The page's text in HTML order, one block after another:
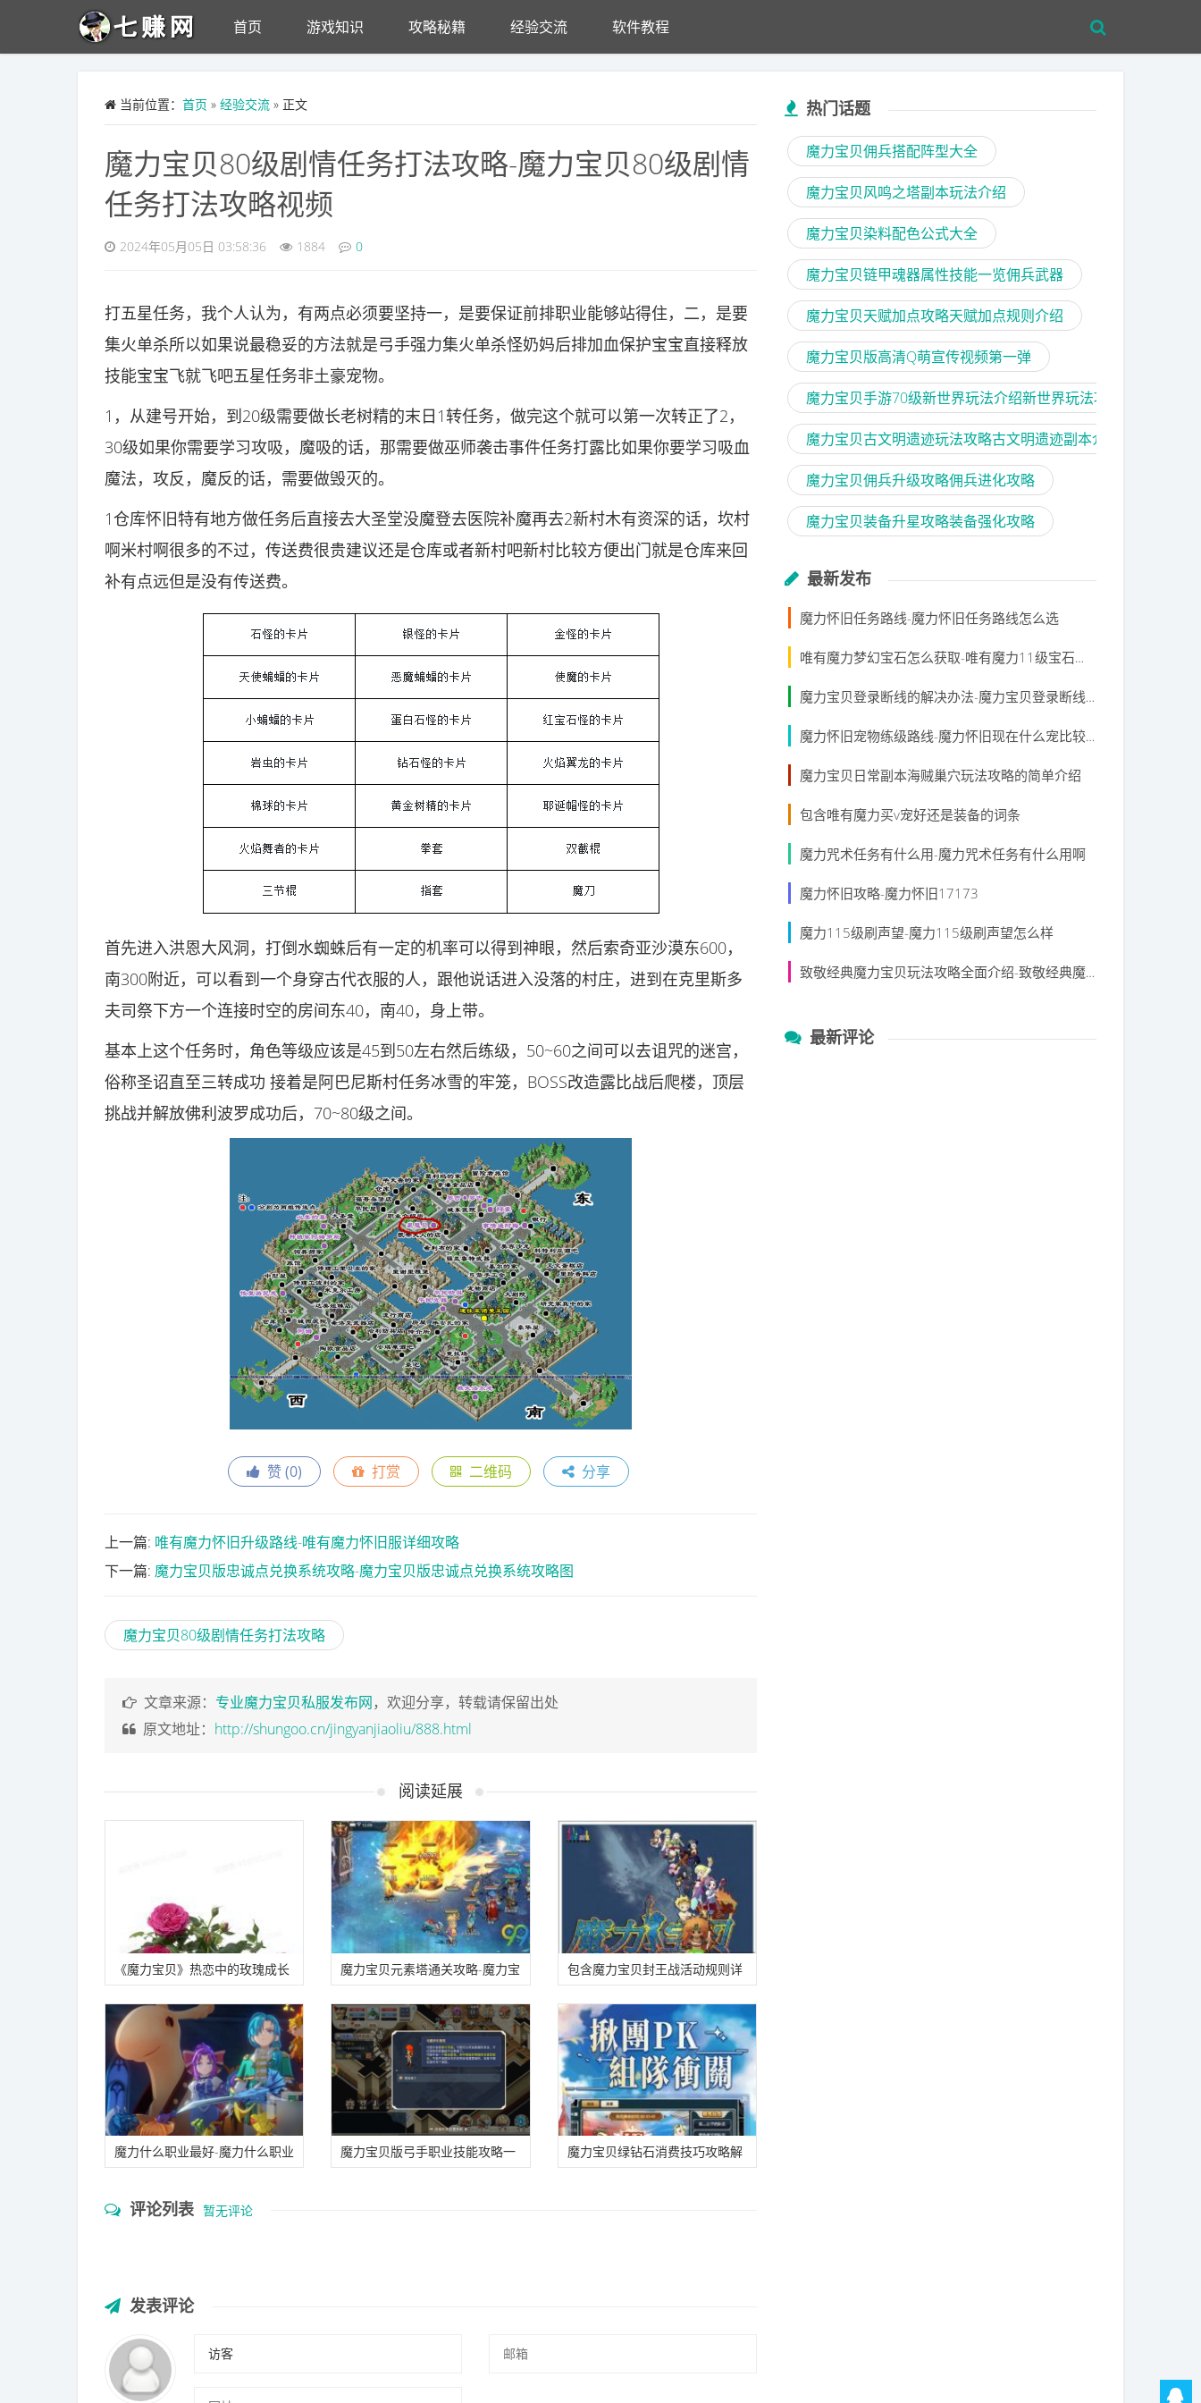
Skip to main content
首页 游戏知识 攻略秘籍 经验交流 软件教程
当前位置： 首页 » 经验交流 » 正文
魔力宝贝80级剧情任务打法攻略-魔力宝贝80级剧情
任务打法攻略视频
2024年05月05日 03:58:36 1884 0
打五星任务，我个人认为，有两点必须要坚持一，是要保证前排职业能够站得住，二，是要
集火单杀所以如果说最稳妥的方法就是弓手强力集火单杀怪奶妈后排加血保护宝宝直接释放
技能宝宝飞就飞吧五星任务非土豪宠物。
1，从建号开始，到20级需要做长老树精的末日1转任务，做完这个就可以第一次转正了2，
30级如果你需要学习攻吸，魔吸的话，那需要做巫师袭击事件任务打露比如果你要学习吸血
魔法，攻反，魔反的话，需要做毁灭的。
1仓库怀旧特有地方做任务后直接去大圣堂没魔登去医院补魔再去2新村木有资深的话，坎村
啊米村啊很多的不过，传送费很贵建议还是仓库或者新村吧新村比较方便出门就是仓库来回
补有点远但是没有传送费。
首先进入洪恩大风洞，打倒水蜘蛛后有一定的机率可以得到神眼，然后索奇亚沙漠东600，
南300附近，可以看到一个身穿古代衣服的人，跟他说话进入没落的村庄，进到在克里斯多
夫司祭下方一个连接时空的房间东40，南40，身上带。
基本上这个任务时，角色等级应该是45到50左右然后练级，50~60之间可以去诅咒的迷宫，
俗称圣诏直至三转成功 接着是阿巴尼斯村任务冰雪的牢笼，BOSS改造露比战后爬楼，顶层
挑战并解放佛利波罗成功后，70~80级之间。
赞 (0) 打赏 二维码 分享
上一篇: 唯有魔力怀旧升级路线-唯有魔力怀旧服详细攻略
下一篇: 魔力宝贝版忠诚点兑换系统攻略-魔力宝贝版忠诚点兑换系统攻略图
魔力宝贝80级剧情任务打法攻略
文章来源： 专业魔力宝贝私服发布网，欢迎分享，转载请保留出处
原文地址： http://shungoo.cn/jingyanjiaoliu/888.html
阅读延展
《魔力宝贝》热恋中的玫瑰成长
精灵
魔力宝贝元素塔通关攻略-魔力宝
贝元素塔通关攻略大全
包含魔力宝贝封王战活动规则详
细解析的词条
魔力什么职业最好-魔力什么职业
魔力宝贝版弓手职业技能攻略一
魔力宝贝绿钻石消费技巧攻略解
评论列表 暂无评论
发表评论
热门话题
魔力宝贝佣兵搭配阵型大全
魔力宝贝风鸣之塔副本玩法介绍
魔力宝贝染料配色公式大全
魔力宝贝链甲魂器属性技能一览佣兵武器
魔力宝贝天赋加点攻略天赋加点规则介绍
魔力宝贝版高清Q萌宣传视频第一弹
魔力宝贝手游70级新世界玩法介绍新世界玩法攻略
魔力宝贝古文明遗迹玩法攻略古文明遗迹副本介绍
魔力宝贝佣兵升级攻略佣兵进化攻略
魔力宝贝装备升星攻略装备强化攻略
最新发布
魔力怀旧任务路线-魔力怀旧任务路线怎么选
唯有魔力梦幻宝石怎么获取-唯有魔力11级宝石如何合成
魔力宝贝登录断线的解决办法-魔力宝贝登录断线的解决办法是什么
魔力怀旧宠物练级路线-魔力怀旧现在什么宠比较好
魔力宝贝日常副本海贼巢穴玩法攻略的简单介绍
包含唯有魔力买v宠好还是装备的词条
魔力咒术任务有什么用-魔力咒术任务有什么用啊
魔力怀旧攻略-魔力怀旧17173
魔力115级刷声望-魔力115级刷声望怎么样
致敬经典魔力宝贝玩法攻略全面介绍-致敬经典魔力宝贝玩法攻略全面介绍视频
最新评论